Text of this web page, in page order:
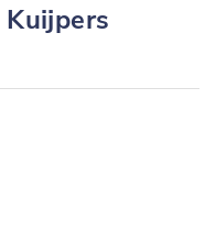
Kuijpers